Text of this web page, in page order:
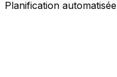
Planification automatisée